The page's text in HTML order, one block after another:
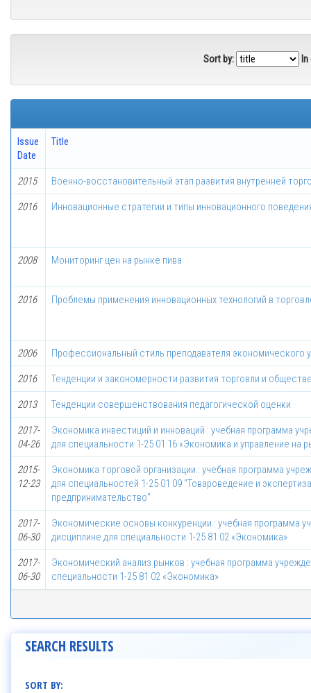
Sort by: In
Issue
Date
Title
2015 Военно-восстановительный этап развития внутренней
2016 Инновационные стратегии и типы инновационного
2008 Мониторинг цен на рынке пива
2016 Проблемы применения инновационных технологий в
2006 Профессиональный стиль преподавателя экономического
2016 Тенденции и закономерности развития торговли и
2013 Тенденции совершенствования педагогической оценки
2017-
04-26
Экономика инвестиций и инноваций : учебная программа
для специальности 1-25 01 16 «Экономика и управление на
2015-
12-23
Экономика торговой организации : учебная программа
для специальностей 1-25 01 09 "Товароведение и
предпринимательство"
2017-
06-30
Экономические основы конкуренции : учебная программа
дисциплине для специальности 1-25 81 02 «Экономика»
2017-
06-30
Экономический анализ рынков : учебная программа
специальности 1-25 81 02 «Экономика»
SEARCH RESULTS
SORT BY: